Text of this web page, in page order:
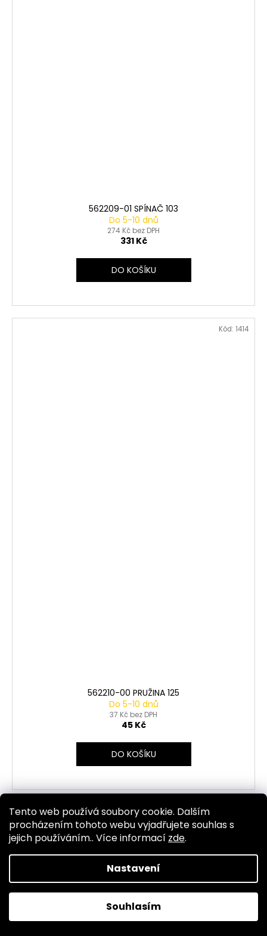
Tento web používá soubory cookie. Dalším
procházením tohoto webu vyjadřujete souhlas s
jejich používáním.. Více informací zde.
Nastavení
Souhlasím
562209-01 SPÍNAČ 103
Do 5-10 dnů
274 Kč bez DPH
331 Kč
DO KOŠÍKU
562210-00 PRUŽINA 125
Do 5-10 dnů
37 Kč bez DPH
45 Kč
DO KOŠÍKU
Kód: 1414